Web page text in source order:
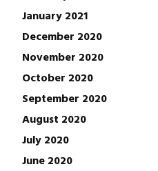
January 2021
December 2020
November 2020
October 2020
September 2020
August 2020
July 2020
June 2020